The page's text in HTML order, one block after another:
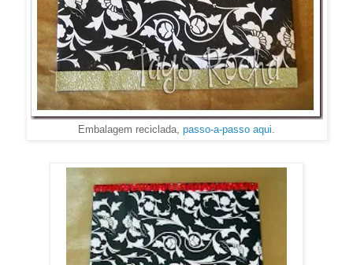
Embalagem reciclada, passo-a-passo aqui.